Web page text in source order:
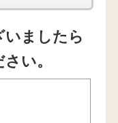
いましたら
い。